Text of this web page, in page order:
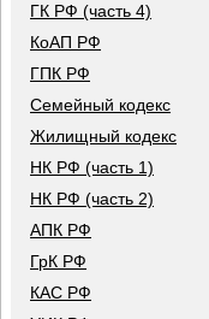
ГК РФ (часть 4)
КоАП РФ
ГПК РФ
Семейный кодекс
Жилищный кодекс
НК РФ (часть 1)
НК РФ (часть 2)
АПК РФ
ГрК РФ
КАС РФ